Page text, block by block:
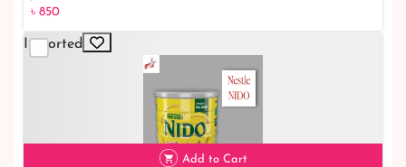
৳ 850
৳ 850
Imported
Add to Cart